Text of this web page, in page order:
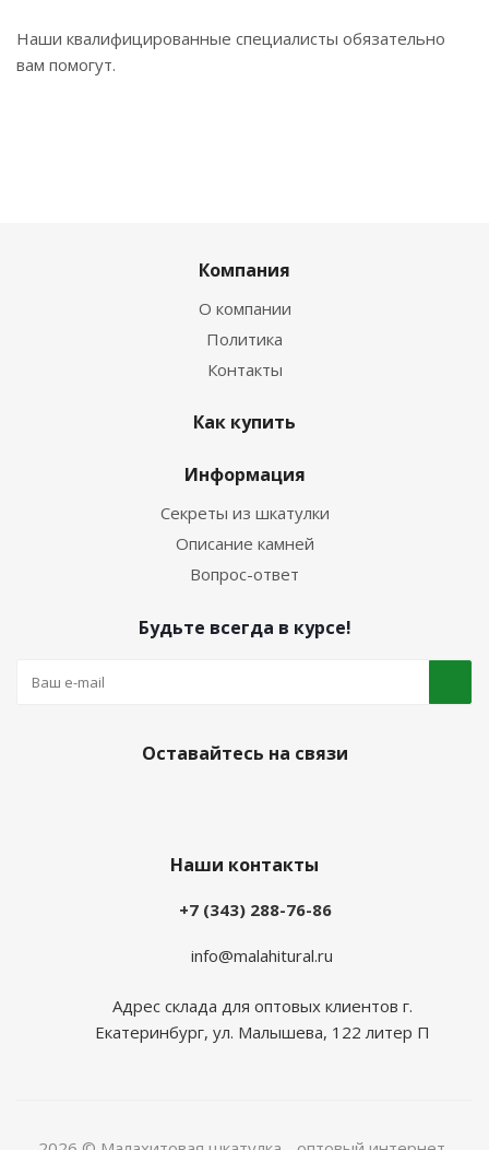
Наши квалифицированные специалисты обязательно
вам помогут.
Компания
О компании
Политика
Контакты
Как купить
Информация
Секреты из шкатулки
Описание камней
Вопрос-ответ
Будьте всегда в курсе!
Оставайтесь на связи
Наши контакты
+7 (343) 288-76-86
info@malahitural.ru
Адрес склада для оптовых клиентов г.
Екатеринбург, ул. Малышева, 122 литер П